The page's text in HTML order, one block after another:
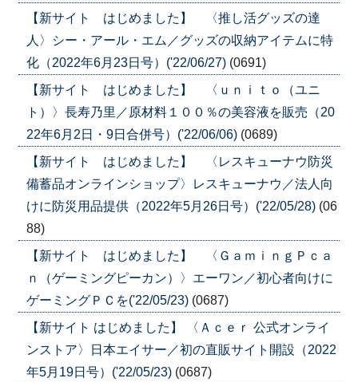
【新サイト はじめました】 〈推し活グッズの達
人〉シー・アール・エム／グッズの収納アイテムに特
化（2022年6月23日号）('22/06/27) (0691)
【新サイト はじめました】 〈ｕｎｉｔｏ（ユニ
ト）〉長寿乃里／原材料１００％の美容液を販売（20
22年6月2日・9日合併号）('22/06/06) (0689)
【新サイト はじめました】 〈レスキューナウ防災
備蓄品オンラインショップ〉レスキューナウ／法人向
けに防災用品提供（2022年5月26日号）('22/05/28) (06
88)
【新サイト はじめました】 〈ＧａｍｉｎｇＰｃａ
ｎ（ゲーミングピーカン）〉エーワン／初心者向けに
ゲーミングＰＣを('22/05/23) (0687)
【新サイト はじめました】 〈Ａｃｅｒ 公式オンライ
ンストア〉日本エイサー／初の直販サイト開設（2022
年5月19日号）('22/05/23) (0687)